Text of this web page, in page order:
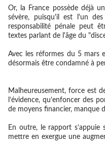
Or, la France possède déjà
sévère, puisqu'il est l'un
responsabilité pénale peut
textes parlant de l'âge du
Avec les réformes du 5
désormais être condamné à
Malheureusement, force est
l’évidence, qu’enfoncer des
de moyens financier, manque
En outre, le rapport
mettre en exergue une